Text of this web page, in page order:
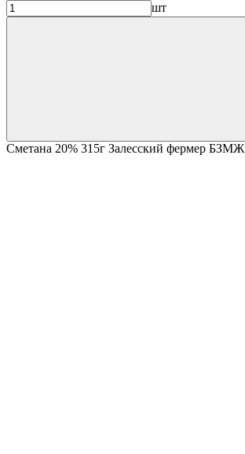
шт
Сметана 20% 315г Залесский фермер БЗМЖ